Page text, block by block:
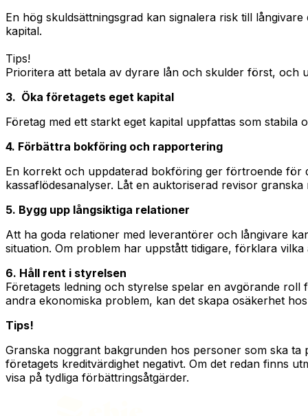
En hög skuldsättningsgrad kan signalera risk till
kapital.
Tips!
Prioritera att betala av dyrare lån och skulder först, och
3. Öka företagets eget kapital
Företag med ett starkt eget kapital uppfattas som
4. Förbättra bokföring och rapportering
En korrekt och uppdaterad bokföring ger förtroende för
kassaflödesanalyser. Låt en auktoriserad revisor
5. Bygg upp långsiktiga relationer
Att ha goda relationer med leverantörer och långivare
situation. Om problem har uppstått tidigare, förklara
6. Håll rent i styrelsen
Företagets ledning och styrelse spelar en avgörande
andra ekonomiska problem, kan det skapa osäkerhet
Tips!
Granska noggrant bakgrunden hos personer som ska
företagets kreditvärdighet negativt. Om det redan finns
visa på tydliga förbättringsåtgärder.